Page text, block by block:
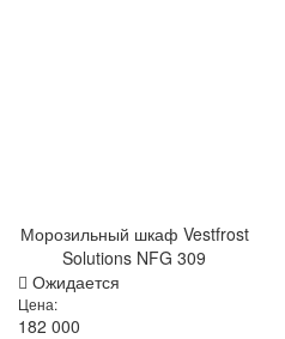
Морозильный шкаф Vestfrost
Solutions NFG 309
Ожидается
Цена:
182 000